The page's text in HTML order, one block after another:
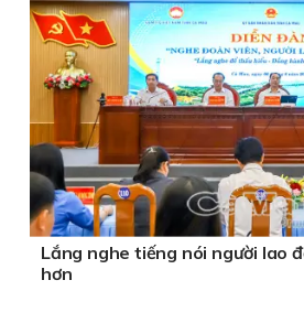
Lắng nghe tiếng nói người lao
hơn